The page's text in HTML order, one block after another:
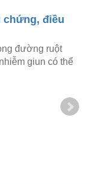
chứng, điều
đường ruột
giun có thể